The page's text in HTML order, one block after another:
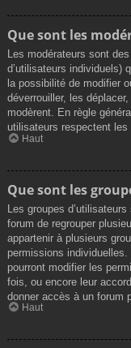
Que sont les
Les modérateurs sont
d’utilisateurs individuels)
la possibilité de modifier
déverrouiller, les
modèrent. En règle
utilisateurs respectent
Haut
Que sont les
Les groupes
forum de regrouper
appartenir à plusieurs
permissions
pourront modifier les
fois, ou encore leur
donner accès à un forum
Haut